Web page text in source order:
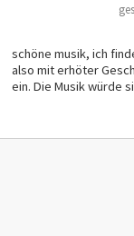
schöne musik, ich
also mit erhöter
ein. Die Musik würde